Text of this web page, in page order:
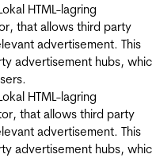
HTML-lagring
that allows third party
advertisement. This
advertisement hubs,
HTML-lagring
that allows third party
advertisement. This
advertisement hubs,